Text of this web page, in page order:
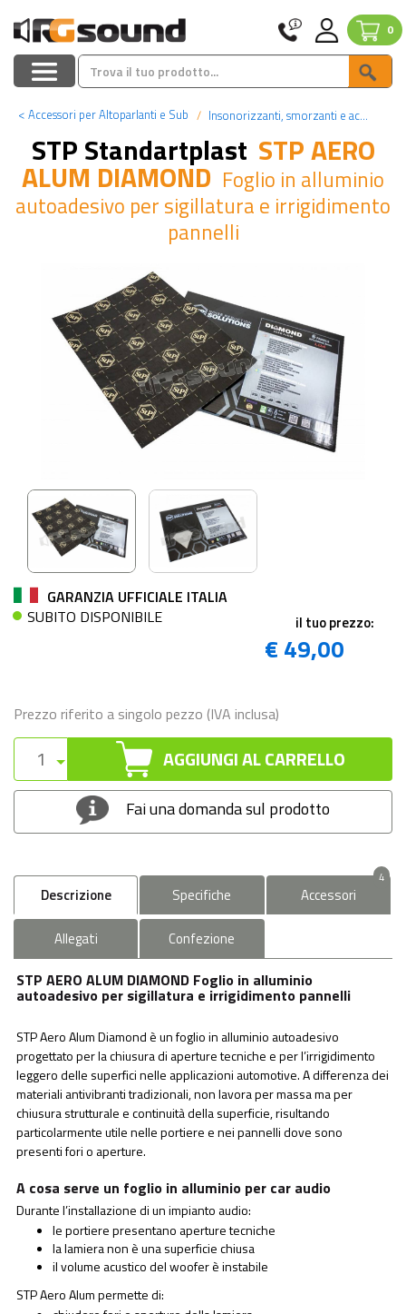
0
< Accessori per Altoparlanti e Sub Insonorizzanti, smorzanti e accessori
STP Standartplast STP AERO
ALUM DIAMOND Foglio in alluminio
autoadesivo per sigillatura e irrigidimento
pannelli
GARANZIA UFFICIALE ITALIA
SUBITO DISPONIBILE
il tuo prezzo:
€ 49,00
Prezzo riferito a singolo pezzo (IVA inclusa)
AGGIUNGI AL CARRELLO
Fai una domanda sul prodotto
Descrizione Specifiche Accessori
4
Allegati Confezione
STP AERO ALUM DIAMOND Foglio in alluminio
autoadesivo per sigillatura e irrigidimento pannelli
STP Aero Alum Diamond è un foglio in alluminio autoadesivo
progettato per la chiusura di aperture tecniche e per l’irrigidimento
leggero delle superfici nelle applicazioni automotive. A differenza dei
materiali antivibranti tradizionali, non lavora per massa ma per
chiusura strutturale e continuità della superficie, risultando
particolarmente utile nelle portiere e nei pannelli dove sono
presenti fori o aperture.
A cosa serve un foglio in alluminio per car audio
Durante l’installazione di un impianto audio:
le portiere presentano aperture tecniche
la lamiera non è una superficie chiusa
il volume acustico del woofer è instabile
STP Aero Alum permette di: